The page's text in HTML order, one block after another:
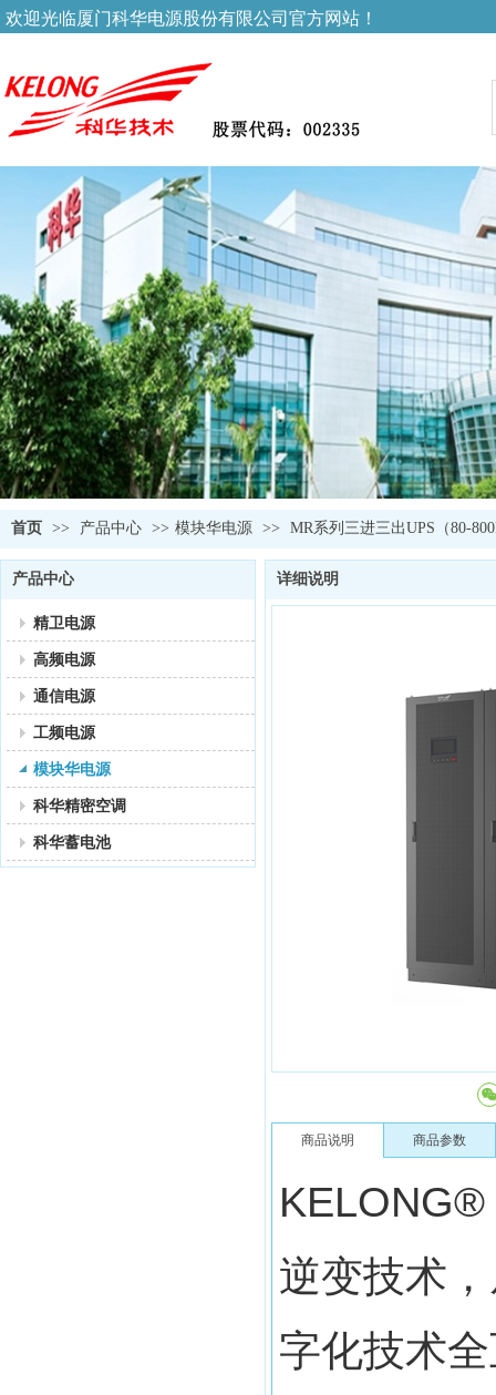
欢迎光临厦门科华电源股份有限公司官方网站！
首页 >> 产品中心 >> 模块华电源 >> MR系列三进三出UPS（80-
产品中心
精卫电源
高频电源
通信电源
工频电源
模块华电源
科华精密空调
科华蓄电池
详细说明
商品说明 商品参数
KELONG®
逆变技术
字化技术